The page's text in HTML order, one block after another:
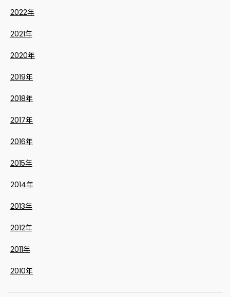
2022年
2021年
2020年
2019年
2018年
2017年
2016年
2015年
2014年
2013年
2012年
2011年
2010年